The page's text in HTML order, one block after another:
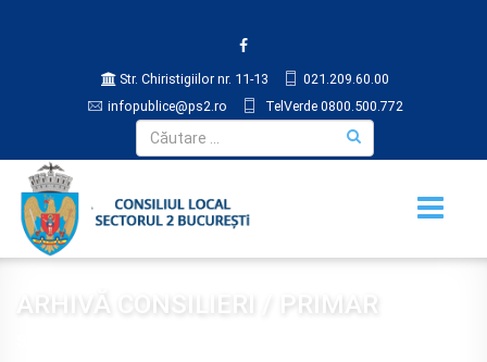
Str. Chiristigiilor nr. 11-13
021.209.60.00
infopublice@ps2.ro
TelVerde 0800.500.772
ARHIVĂ CONSILIERI / PRIMAR